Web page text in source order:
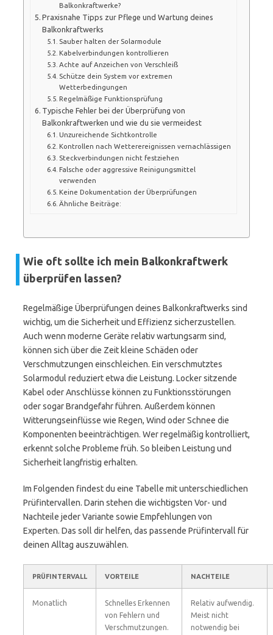
Balkonkraftwerke?
Praxisnahe Tipps zur Pflege und Wartung deines
Balkonkraftwerks
Sauber halten der Solarmodule
Kabelverbindungen kontrollieren
Achte auf Anzeichen von Verschleiß
Schütze dein System vor extremen
Wetterbedingungen
Regelmäßige Funktionsprüfung
Typische Fehler bei der Überprüfung von
Balkonkraftwerken und wie du sie vermeidest
Unzureichende Sichtkontrolle
Kontrollen nach Wetterereignissen vernachlässigen
Steckverbindungen nicht festziehen
Falsche oder aggressive Reinigungsmittel
verwenden
Keine Dokumentation der Überprüfungen
Ähnliche Beiträge:
Wie oft sollte ich mein Balkonkraftwerk
überprüfen lassen?
Regelmäßige Überprüfungen deines Balkonkraftwerks sind
wichtig, um die Sicherheit und Effizienz sicherzustellen.
Auch wenn moderne Geräte relativ wartungsarm sind,
können sich über die Zeit kleine Schäden oder
Verschmutzungen einschleichen. Ein verschmutztes
Solarmodul reduziert etwa die Leistung. Locker sitzende
Kabel oder Anschlüsse können zu Funktionsstörungen
oder sogar Brandgefahr führen. Außerdem können
Witterungseinflüsse wie Regen, Wind oder Schnee die
Komponenten beeinträchtigen. Wer regelmäßig kontrolliert,
erkennt solche Probleme früh. So bleiben Leistung und
Sicherheit langfristig erhalten.
Im Folgenden findest du eine Tabelle mit unterschiedlichen
Prüfintervallen. Darin stehen die wichtigsten Vor- und
Nachteile jeder Variante sowie Empfehlungen von
Experten. Das soll dir helfen, das passende Prüfintervall für
deinen Alltag auszuwählen.
PRÜFINTERVALL VORTEILE NACHTEILE
Monatlich
Schnelles Erkennen
von Fehlern und
Verschmutzungen.
Relativ aufwendig.
Meist nicht
notwendig bei